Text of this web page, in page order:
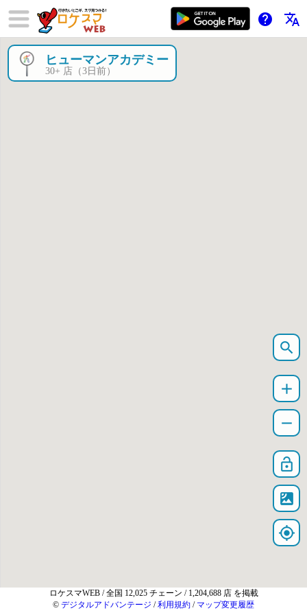
help translate
×
ヒューマンアカデミー
30+ 店（3日前）
search
add
remove
lock_open
satellite
my_location
ロケスマWEB / 全国 12,025 チェーン / 1,204,688 店 を掲載
© デジタルアドバンテージ /利用規約 / マップ変更履歴